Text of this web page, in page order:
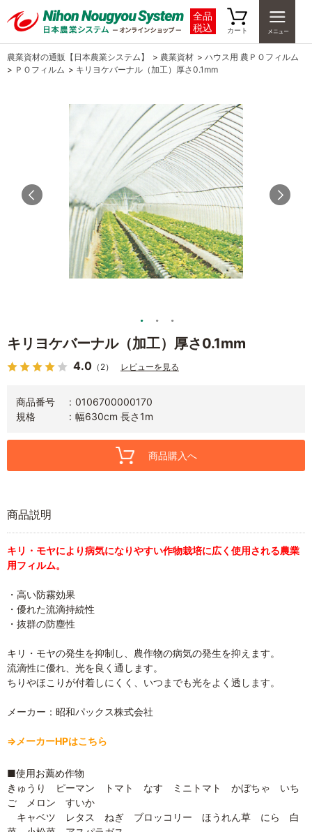
全品
税込
カート
農業資材の通販【日本農業システム】 > 農業資材 > ハウス用 農ＰＯフィルム
> ＰＯフィルム > キリヨケバーナル（加工）厚さ0.1mm
キリヨケバーナル（加工）厚さ0.1mm
4.0 （2） レビューを見る
商品番号
0106700000170
規格
幅630cm 長さ1m
商品購入へ
商品説明
キリ・モヤにより病気になりやすい作物栽培に広く使用される農業
用フィルム。
・高い防霧効果
・優れた流滴持続性
・抜群の防塵性
キリ・モヤの発生を抑制し、農作物の病気の発生を抑えます。
流滴性に優れ、光を良く通します。
ちりやほこりが付着しにくく、いつまでも光をよく透します。
メーカー：昭和パックス株式会社
⇒メーカーHPはこちら
■使用お薦め作物
きゅうり ピーマン トマト なす ミニトマト かぼちゃ いち
ご メロン すいか
キャベツ レタス ねぎ ブロッコリー ほうれん草 にら 白